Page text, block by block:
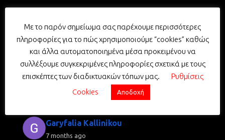
Σχολή Οδηγών Σταυρουλάκης -
Driving School Stavroulakis
5.0
Με βάση 352 κριτικές
powered byGoogle
review us on
Garyfalia Kallinikou
7 months ago
Με το παρόν σημείωμα σας παρέχουμε περισσότερες
πληροφορίες για το πώς χρησιμοποιούμε “cookies” καθώς
και άλλα αυτοματοποιημένα μέσα προκειμένου να
συλλέξουμε συγκεκριμένες πληροφορίες σχετικά με τους
επισκέπτες των διαδικτυακών τόπων μας.
Ρυθμίσεις
Cookies
Αποδοχή